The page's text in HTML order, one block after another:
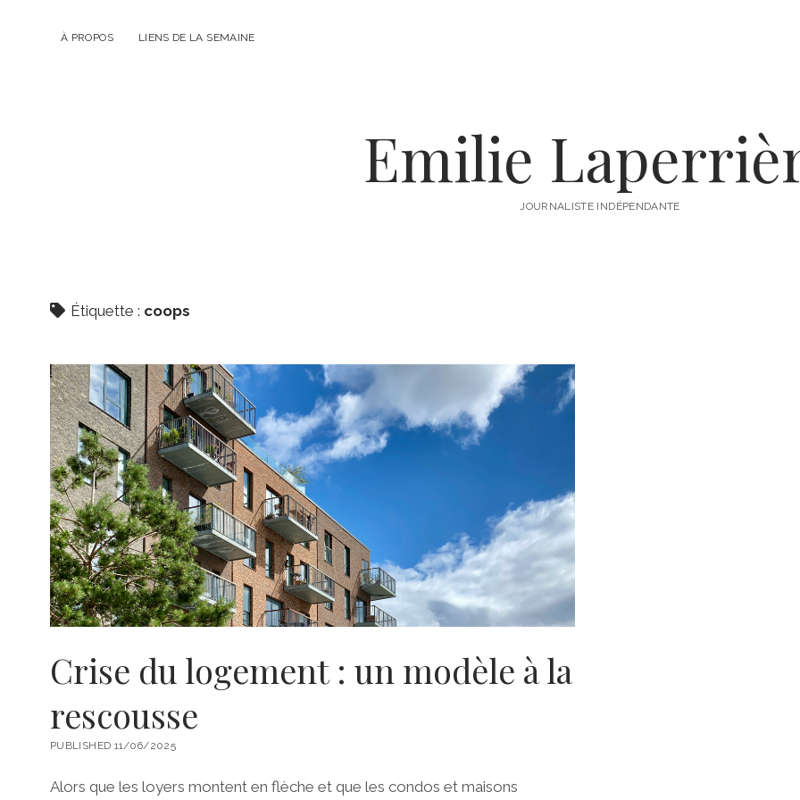
À PROPOS LIENS DE LA SEMAINE
Emilie
JOURNALISTE INDÉPENDANTE
Étiquette : coops
Crise du logement : un modèle à la
rescousse
PUBLISHED 11/06/2025
Alors que les loyers montent en flèche et que les condos et maisons